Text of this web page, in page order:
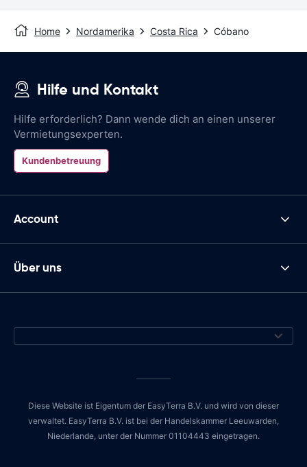
Home Nordamerika Costa Rica Cóbano
Hilfe und Kontakt
Hilfe erforderlich? Dann wende dich an einen unserer
Vermietungsexperten.
Kundenbetreuung
Account
Über uns
Diese Website ist Eigentum der EasyTerra B.V. und wird von dieser
verwaltet. EasyTerra B.V. ist bei der Handelskammer Leeuwarden,
Niederlande, unter der Nummer 01104443 eingetragen.